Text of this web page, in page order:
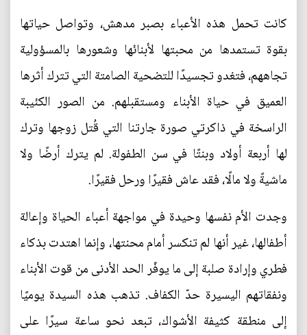
كانت تحمل هذه الأعباء بصبر مدهش، وتواصل حياتها
بقوة تستمدها من محبتها لأبنائها وشعورها بالمسؤولية
تجاههم، فتغدو تجسيدًا للتضحية الصامتة التي تترك أثرها
العميق في حياة الأبناء ومستقبلهم. من الصور الكئيبة
الراسخة في ذاكرتي صورة جارتنا التي قُتل زوجها وترك
لها أربعة أولاد وبنتًا في سن الطفولة. لم يترك أرضًا ولا
ماشيةً ولا مالًا، فقد عاش فقيرًا ورحل فقيرًا.
وجدت الأم نفسها وحيدة في مواجهة أعباء الحياة وإعالة
أطفالها، غير أنها لم تنكسر أمام محنتها، وإنما اهتدت بذكاء
فطري وإرادة صلبة إلى ما يوفّر الحد الأدنى من قوت الأبناء
ونفقاتهم اليسيرة حدّ الكفاف. تذهب هذه السيدة يوميًا
إلى منطقة كثيفة الأشواك، تبعد نحو ساعة سيرًا على